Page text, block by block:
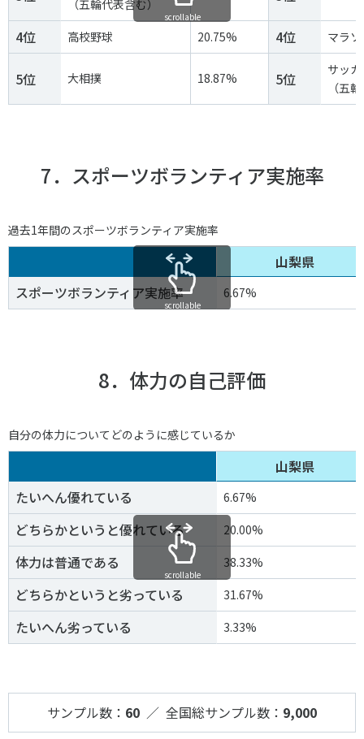
（五輪代表含む）
4位 高校野球 20.75% 4位 マラ
5位 大相撲 18.87% 5位
サッ
（五
scrollable
7．スポーツボランティア実施率
過去1年間のスポーツボランティア実施率
山梨県
スポーツボランティア実施率
6.67%
scrollable
8．体力の自己評価
自分の体力についてどのように感じているか
山梨県
たいへん優れている
6.67%
どちらかというと優れている 20.00%
体力は普通である 38.33%
どちらかというと劣っている 31.67%
たいへん劣っている 3.33%
scrollable
サンプル数： 60 ／ 全国総サンプル数： 9,000